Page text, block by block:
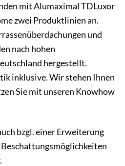
mit Alumaximal TDLuxor
zwei Produktlinien an.
und
nach hohen
hergestellt.
inklusive. Wir stehen Ihnen
Sie mit unseren Knowhow
bzgl. einer Erweiterung